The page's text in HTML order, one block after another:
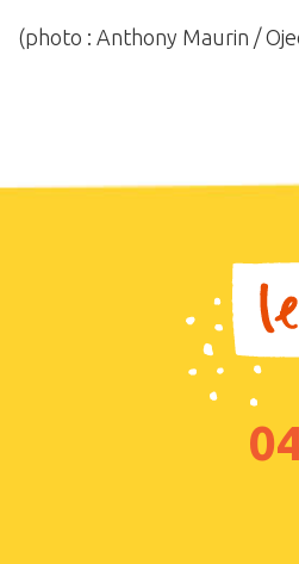
(photo : Anthony Maurin /